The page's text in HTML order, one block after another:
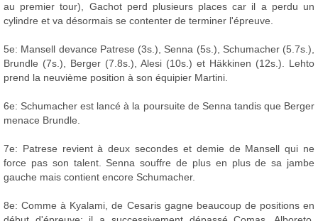
au premier tour), Gachot perd plusieurs places car il a perdu un
cylindre et va désormais se contenter de terminer l'épreuve.
5e: Mansell devance Patrese (3s.), Senna (5s.), Schumacher (5.7s.),
Brundle (7s.), Berger (7.8s.), Alesi (10s.) et Häkkinen (12s.). Lehto
prend la neuvième position à son équipier Martini.
6e: Schumacher est lancé à la poursuite de Senna tandis que Berger
menace Brundle.
7e: Patrese revient à deux secondes et demie de Mansell qui ne
force pas son talent. Senna souffre de plus en plus de sa jambe
gauche mais contient encore Schumacher.
8e: Comme à Kyalami, de Cesaris gagne beaucoup de positions en